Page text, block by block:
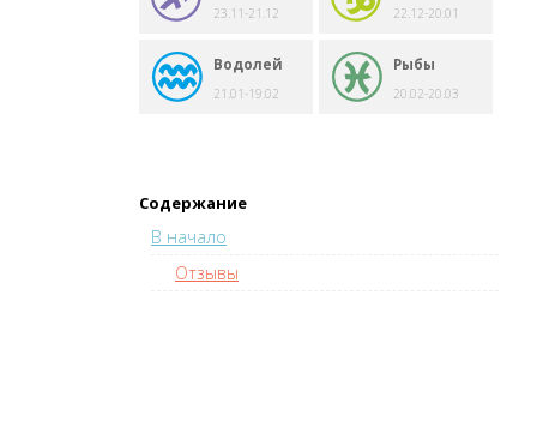
23.11-21.12 22.12-20.01
Водолей
21.01-19.02
Рыбы
20.02-20.03
Содержание
В начало
Отзывы